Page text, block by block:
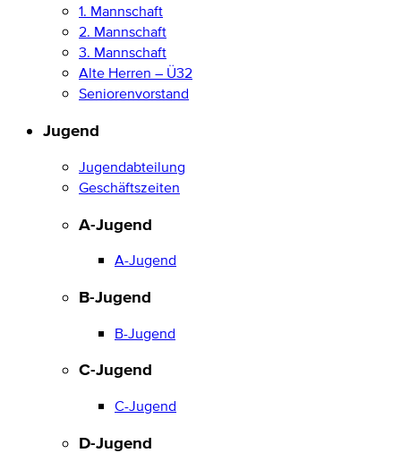
1. Mannschaft
2. Mannschaft
3. Mannschaft
Alte Herren – Ü32
Seniorenvorstand
Jugend
Jugendabteilung
Geschäftszeiten
A-Jugend
A-Jugend
B-Jugend
B-Jugend
C-Jugend
C-Jugend
D-Jugend